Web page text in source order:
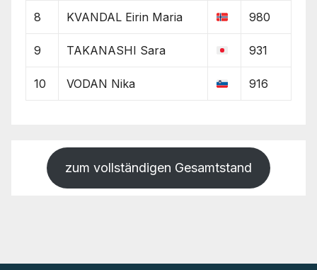
8 KVANDAL Eirin Maria 980
9 TAKANASHI Sara 931
10 VODAN Nika 916
zum vollständigen Gesamtstand